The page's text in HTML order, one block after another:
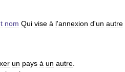
nom Qui vise à l'annexion d'un autre
un pays à un autre